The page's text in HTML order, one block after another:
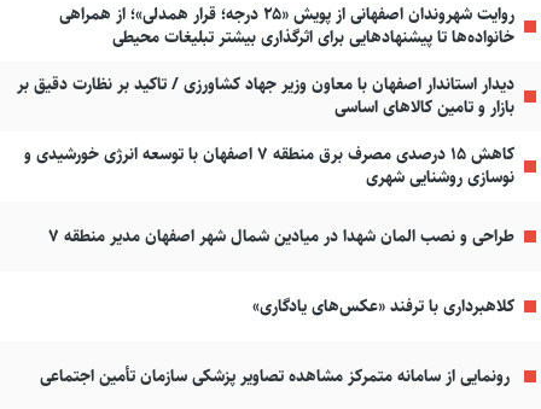
روایت شهروندان اصفهانی از پویش «۲۵ درجه؛ قرار همدلی»؛ از همراهی
خانواده‌ها تا پیشنهادهایی برای اثرگذاری بیشتر تبلیغات محیطی
دیدار استاندار اصفهان با معاون وزیر جهاد کشاورزی / تاکید بر نظارت دقیق بر
بازار و تامین کالاهای اساسی
کاهش ۱۵ درصدی مصرف برق منطقه ۷ اصفهان با توسعه انرژی خورشیدی و
نوسازی روشنایی شهری
طراحی و نصب المان شهدا در میادین شمال شهر اصفهان مدیر منطقه ۷
کلاهبرداری با ترفند «عکس‌های یادگاری»
رونمایی از سامانه متمرکز مشاهده تصاویر پزشکی سازمان تأمین اجتماعی